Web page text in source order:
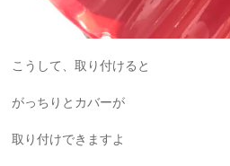
こうして、取り付けると
がっちりとカバーが
取り付けできますよ